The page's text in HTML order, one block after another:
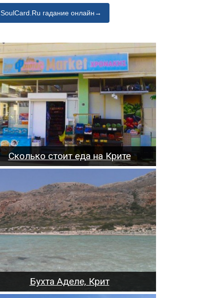
SoulCard.Ru гадание онлайн→
Сколько стоит еда на Крите
Бухта Аделе, Крит